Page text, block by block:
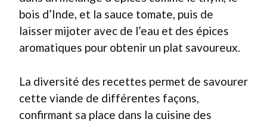
bois d’Inde, et la sauce tomate, puis de
laisser mijoter avec de l’eau et des épices
aromatiques pour obtenir un plat savoureux.
La diversité des recettes permet de savourer
cette viande de différentes façons,
confirmant sa place dans la cuisine des